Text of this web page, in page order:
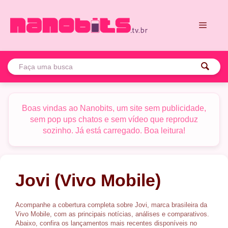
para
Boas vindas ao Nanobits, um site sem publicidade,
sem pop ups chatos e sem vídeo que reproduz
sozinho. Já está carregado. Boa leitura!
Jovi (Vivo Mobile)
Acompanhe a cobertura completa sobre Jovi, marca brasileira da
Vivo Mobile, com as principais notícias, análises e comparativos.
Abaixo, confira os lançamentos mais recentes disponíveis no
Dimensões e peso:163 x 76,8 x 8,2 mm, 237 g
Bateria:6.600 mAh
Câmera:
200 MP + 50 MP + 200 MP
Selfie:50 MP
Ver mais →
Dimensões e peso:
Bateria:6.500 mAh
Câmera:
50 MP + 8 MP + 50 MP
Selfie:50 MP
Ver mais →